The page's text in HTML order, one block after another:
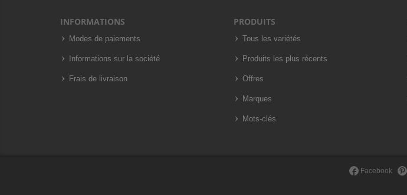
INFORMATIONS
Modes de paiements
Informations sur la société
Frais de livraison
PRODUITS
Tous les variétés
Produits les plus récents
Offres
Marques
Mots-clés
Facebook